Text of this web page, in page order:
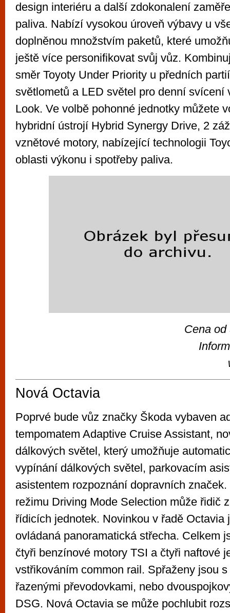
design interiéru a další zdokonalení
paliva. Nabízí vysokou úroveň výbavy u
doplněnou množstvím paketů, které
ještě více personifikovat svůj vůz.
směr Toyoty Under Priority u předních
světlometů a LED světel pro denní svícení
Look. Ve volbě pohonné jednotky můžete
hybridní ústrojí Hybrid Synergy Drive, 2
vznětové motory, nabízející technologii
oblasti výkonu i spotřeby paliva.
Cena
Nová Octavia
Poprvé bude vůz značky Škoda vybaven
tempomatem Adaptive Cruise Assistant,
dálkových světel, který umožňuje
vypínání dálkových světel, parkovacím
asistentem rozpoznání dopravních
režimu Driving Mode Selection může řidič
řídicích jednotek. Novinkou v řadě Octavia
ovládaná panoramatická střecha. Celkem
čtyři benzínové motory TSI a čtyři naftové
vstřikováním common rail. Spřaženy jsou
řazenými převodovkami, nebo
DSG. Nová Octavia se může pochlubit